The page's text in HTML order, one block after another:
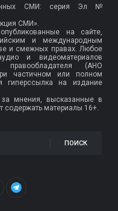
СМИ: серия Эл №
СМИ».
на сайте,
и международным
и смежных правах. Любое
и видеоматериалов
(АНО
частичном или полном
гиперссылка на издание
за мнения, высказанные в
содержать материалы 16+.
ПОИСК